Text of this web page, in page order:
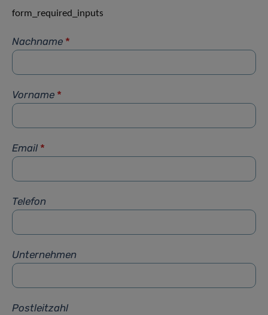
form_required_inputs
Nachname *
Vorname *
Email *
Telefon
Unternehmen
Postleitzahl